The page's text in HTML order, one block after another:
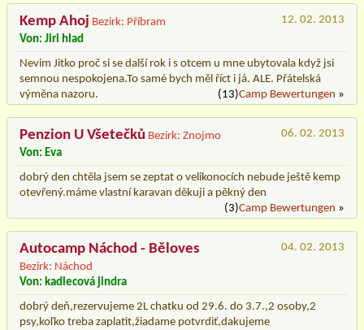
Kemp Ahoj Bezirk: Příbram
12. 02. 2013
Von: Jiri hlad
Nevim Jitko proč si se další rok i s otcem u mne ubytovala když jsi
semnou nespokojena.To samé bych měl říct i já. ALE. Přátelská
výměna nazoru.
(13)Camp Bewertungen »
Penzion U Všetečků Bezirk: Znojmo
06. 02. 2013
Von: Eva
dobrý den chtěla jsem se zeptat o velikonocích nebude ještě kemp
otevřený.máme vlastní karavan děkuji a pěkný den
(3)Camp Bewertungen »
Autocamp Náchod - Běloves
Bezirk: Náchod
04. 02. 2013
Von: kadlecová jindra
dobrý deň,rezervujeme 2L chatku od 29.6. do 3.7.,2 osoby,2
psy,koľko treba zaplatit,žiadame potvrdiť,dakujeme